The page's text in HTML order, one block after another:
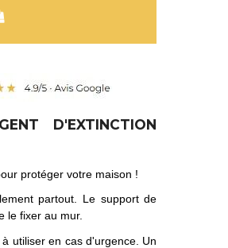
D'EXTINCTION
protéger votre maison !
partout. Le support de
le fixer au mur.
utiliser en cas d'urgence. Un